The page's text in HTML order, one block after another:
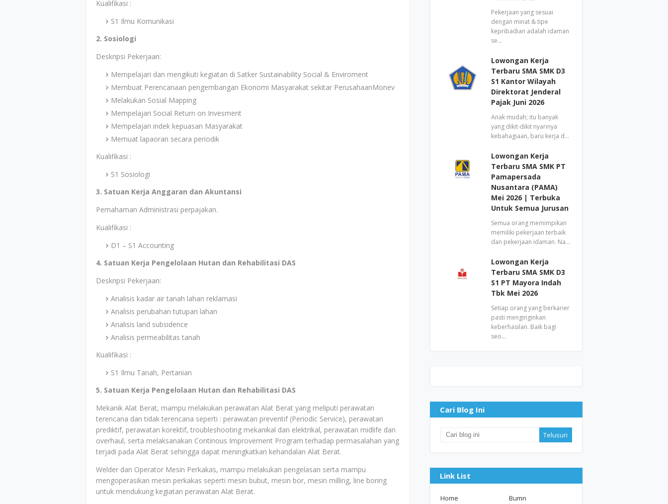
Kualifikasi :
S1 Ilmu Komunikasi
2. Sosiologi
Deskripsi Pekerjaan:
Mempelajari dan mengikuti kegiatan di Satker Sustainability Social & Enviroment
Membuat Perencanaan pengembangan Ekonomi Masyarakat sekitar PerusahaanMonev
Melakukan Sosial Mapping
Mempelajari Social Return on Invesment
Mempelajari indek kepuasan Masyarakat
Memuat lapaoran secara periodik
Kualifikasi :
S1 Sosiologi
3. Satuan Kerja Anggaran dan Akuntansi
Pemahaman Administrasi perpajakan.
Kualifikasi :
D1 – S1 Accounting
4. Satuan Kerja Pengelolaan Hutan dan Rehabilitasi DAS
Deskripsi Pekerjaan:
Analisis kadar air tanah lahan reklamasi
Analisis perubahan tutupan lahan
Analisis land subsidence
Analisis permeabilitas tanah
Kualifikasi :
S1 Ilmu Tanah, Pertanian
5. Satuan Kerja Pengelolaan Hutan dan Rehabilitasi DAS
Mekanik Alat Berat, mampu melakukan perawatan Alat Berat yang meliputi perawatan
terencana dan tidak terencana seperti : perawatan preventif (Periodic Service), perawatan
prediktif, perawatan korektif, troubleshooting mekanikal dan elektrikal, perawatan midlife dan
overhaul, serta melaksanakan Continous Improvement Program terhadap permasalahan yang
terjadi pada Alat Berat sehingga dapat meningkatkan kehandalan Alat Berat.
Welder dan Operator Mesin Perkakas, mampu melakukan pengelasan serta mampu
mengoperasikan mesin perkakas seperti mesin bubut, mesin bor, mesin milling, line boring
untuk mendukung kegiatan perawatan Alat Berat.
Pekerjaan yang sesuai
dengan minat & tipe
kepribadian adalah idaman
se…
Lowongan Kerja
Terbaru SMA SMK D3
S1 Kantor Wilayah
Direktorat Jenderal
Pajak Juni 2026
Anak mudah; itu banyak
yang dikit-dikit nyarinya
kebahagiaan, baru kerja d…
Lowongan Kerja
Terbaru SMA SMK PT
Pamapersada
Nusantara (PAMA)
Mei 2026 | Terbuka
Untuk Semua Jurusan
Semua orang memimpikan
memiliki pekerjaan terbaik
dan pekerjaan idaman. Na…
Lowongan Kerja
Terbaru SMA SMK D3
S1 PT Mayora Indah
Tbk Mei 2026
Setiap orang yang berkarier
pasti menginginkan
keberhasilan. Baik bagi
seo…
Cari Blog Ini
Link List
Home
Bumn